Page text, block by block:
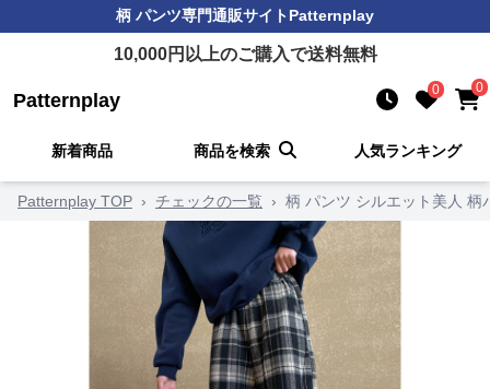
柄 パンツ専門通販サイトPatternplay
10,000円以上のご購入で送料無料
Patternplay 0 0
新着商品 商品を検索 人気ランキング
Patternplay TOP › チェックの一覧 › 柄 パンツ シルエット美人 柄